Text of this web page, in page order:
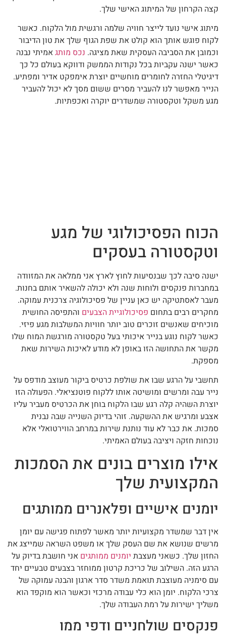
קצה הקרחון של המיתוג האישי שלך.
מיתוג אישי נועד לייצר חוויה שלמה ורגשית מול הלקוח. כאשר
לקוח פוגש אותך הוא קולט את שפת הגוף שלך את טון הדיבור
וכמובן את הסביבה העסקית שאת מציגה. נכס מותגאמיתי נבנה
כאשר ישנה עקביות בכל נקודות הממשק ודווקא בעולם כל כך
דיגיטלי החזרה לחומרים מוחשיים יוצרת אימפקט אדיר ומפתיע.
הנייר מאפשר לנו להעביר מסרים ששום מסך לא יכול להעביר
מגע משקל וטקסטורה שמשדרים יוקרה ואכפתיות.
הכוח הפסיכולוגי של מגע
וטקסטורה בעסקים
ישנה סיבה לכך שבנסיעות לחוץ לארץ אני ממלאה את המזוודה
במחברות פנקסים ולוחות שנה ולא יכולה להשאיר אותם בחנות.
מעבר לאסתטיקה יש כאן עניין של פסיכולוגיה צרכנית עמוקה.
מחקרים רבים בתחום פסיכולוגיית הצבעים והתפיסה החושית
מוכיחים שאנשים זוכרים טוב יותר חוויות המשלבות מגע פיזי.
כאשר לקוח נוגע בנייר איכותי בעל טקסטורה מורגשת המוח שלו
מקשר את התחושה הזו באופן לא מודע לאיכות השירות שאת
מספקת.
תחשבי על הרגע שבו את שולפת כרטיס ביקור מעוצב מודפס על
נייר עבה ומרשים ומושיטה אותו ללקוח פוטנציאלי. הפעולה הזו
יוצרת השהיה קלה רגע שבו הלקוח בוחן את הכרטיס מעביר עליו
אצבע ומרגיש את ההשקעה. זוהי בדיוק השנייה שבה נבנית
סמכות. את כבר לא עוד נותנת שירות במרחב הווירטואלי אלא
נוכחות חזקה ויציבה בעולם האמיתי.
אילו מוצרים בונים את הסמכות
המקצועית שלך
יומנים אישיים ופלאנרים ממותגים
אין דבר שמשדר מקצועיות יותר מאשר לפתוח פגישה עם יומן
מרשים שנושא את שם העסק שלך או משפט השראה שמייצג את
החזון שלך. כשאני מעצבת יומנים ממותגים אני חושבת בדיוק על
הרגע הזה. השילוב של כריכת קרטון ממוחזר בצבעים טבעיים יחד
עם סימניה מעוצבת תואמת משדר סדר ארגון והבנה עמוקה של
צרכי הלקוח. יומן הוא כלי עבודה מרכזי וכאשר הוא מוקפד הוא
משליך ישירות על רמת העבודה שלך.
פנקסים שולחניים ודפי ממו